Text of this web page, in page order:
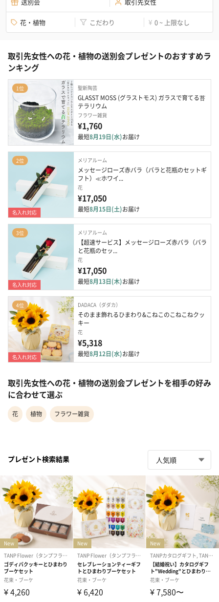
送別会 取引先女性
花・植物 こだわり ¥ 0 ~ 上限なし
取引先女性への花・植物の送別会プレゼントのおすすめラ
ンキング
1位 聖新陶芸
GLASST MOSS (グラストモス) ガラスで育てる苔
テラリウム
フラワー雑貨
¥1,760
最短8月19日(水)お届け
2位
名入れ対応
メリアルーム
メッセージローズ赤バラ（バラと花瓶のセットギ
フト）≪ホワイ...
花
¥17,050
最短8月15日(土)お届け
3位
名入れ対応
メリアルーム
【超速サービス】メッセージローズ赤バラ（バラ
と花瓶のセッ...
花
¥17,050
最短8月13日(木)お届け
4位
名入れ対応
DADACA（ダダカ）
そのまま飾れるひまわり&こねこのこねこねクッ
キー
花
¥5,318
最短8月12日(水)お届け
取引先女性への花・植物の送別会プレゼントを相手の好み
に合わせて選ぶ
花 植物 フラワー雑貨
プレゼント検索結果